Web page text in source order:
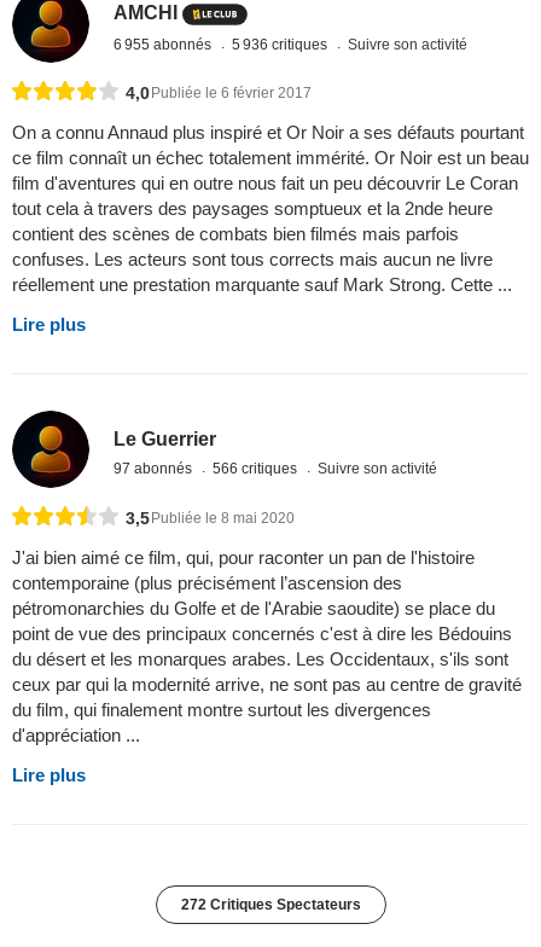
AMCHI
6 955 abonnés 5 936 critiques Suivre son activité
4,0 Publiée le 6 février 2017
On a connu Annaud plus inspiré et Or Noir a ses défauts pourtant
ce film connaît un échec totalement immérité. Or Noir est un beau
film d'aventures qui en outre nous fait un peu découvrir Le Coran
tout cela à travers des paysages somptueux et la 2nde heure
contient des scènes de combats bien filmés mais parfois
confuses. Les acteurs sont tous corrects mais aucun ne livre
réellement une prestation marquante sauf Mark Strong. Cette ...
Lire plus
Le Guerrier
97 abonnés 566 critiques Suivre son activité
3,5 Publiée le 8 mai 2020
J'ai bien aimé ce film, qui, pour raconter un pan de l'histoire
contemporaine (plus précisément l’ascension des
pétromonarchies du Golfe et de l'Arabie saoudite) se place du
point de vue des principaux concernés c'est à dire les Bédouins
du désert et les monarques arabes. Les Occidentaux, s'ils sont
ceux par qui la modernité arrive, ne sont pas au centre de gravité
du film, qui finalement montre surtout les divergences
d'appréciation ...
Lire plus
272 Critiques Spectateurs